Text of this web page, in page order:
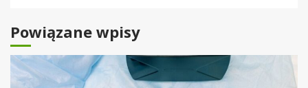
Powiązane wpisy